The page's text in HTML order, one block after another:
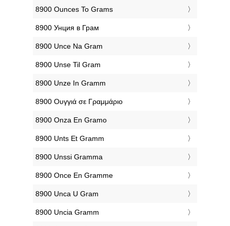
‎8900 Ounces To Grams
‎8900 Унция в Грам
‎8900 Unce Na Gram
‎8900 Unse Til Gram
‎8900 Unze In Gramm
‎8900 Ουγγιά σε Γραμμάριο
‎8900 Onza En Gramo
‎8900 Unts Et Gramm
‎8900 Unssi Gramma
‎8900 Once En Gramme
‎8900 Unca U Gram
‎8900 Uncia Gramm